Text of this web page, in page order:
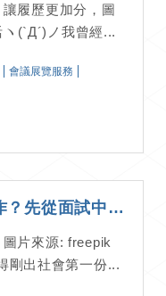
履歷更加分，圖
(`Д´)ノ我曾經...
會議展覽服務
如何避免入錯行？選錯工作？先從面試中反向問題檢視｜應徵技巧分享
片來源: freepik
剛出社會第一份...